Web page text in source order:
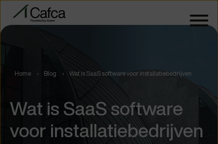
Home Blog Wat is SaaS software voor installatiebedrijven
Wat is SaaS software
voor installatiebedrijven